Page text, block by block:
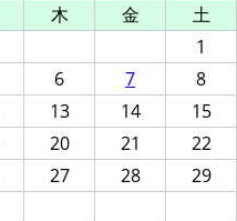
木 金
土
1
6 7
8
13 14
15
20 21
22
27 28
29